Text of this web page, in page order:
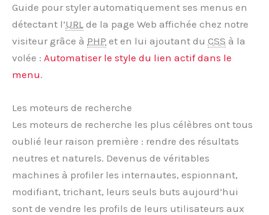
Guide pour styler automatiquement ses menus en
détectant l’URL de la page Web affichée chez notre
visiteur grâce à PHP et en lui ajoutant du CSS à la
volée : Automatiser le style du lien actif dans le
menu.
Les moteurs de recherche
Les moteurs de recherche les plus célèbres ont tous
oublié leur raison première : rendre des résultats
neutres et naturels. Devenus de véritables
machines à profiler les internautes, espionnant,
modifiant, trichant, leurs seuls buts aujourd’hui
sont de vendre les profils de leurs utilisateurs aux